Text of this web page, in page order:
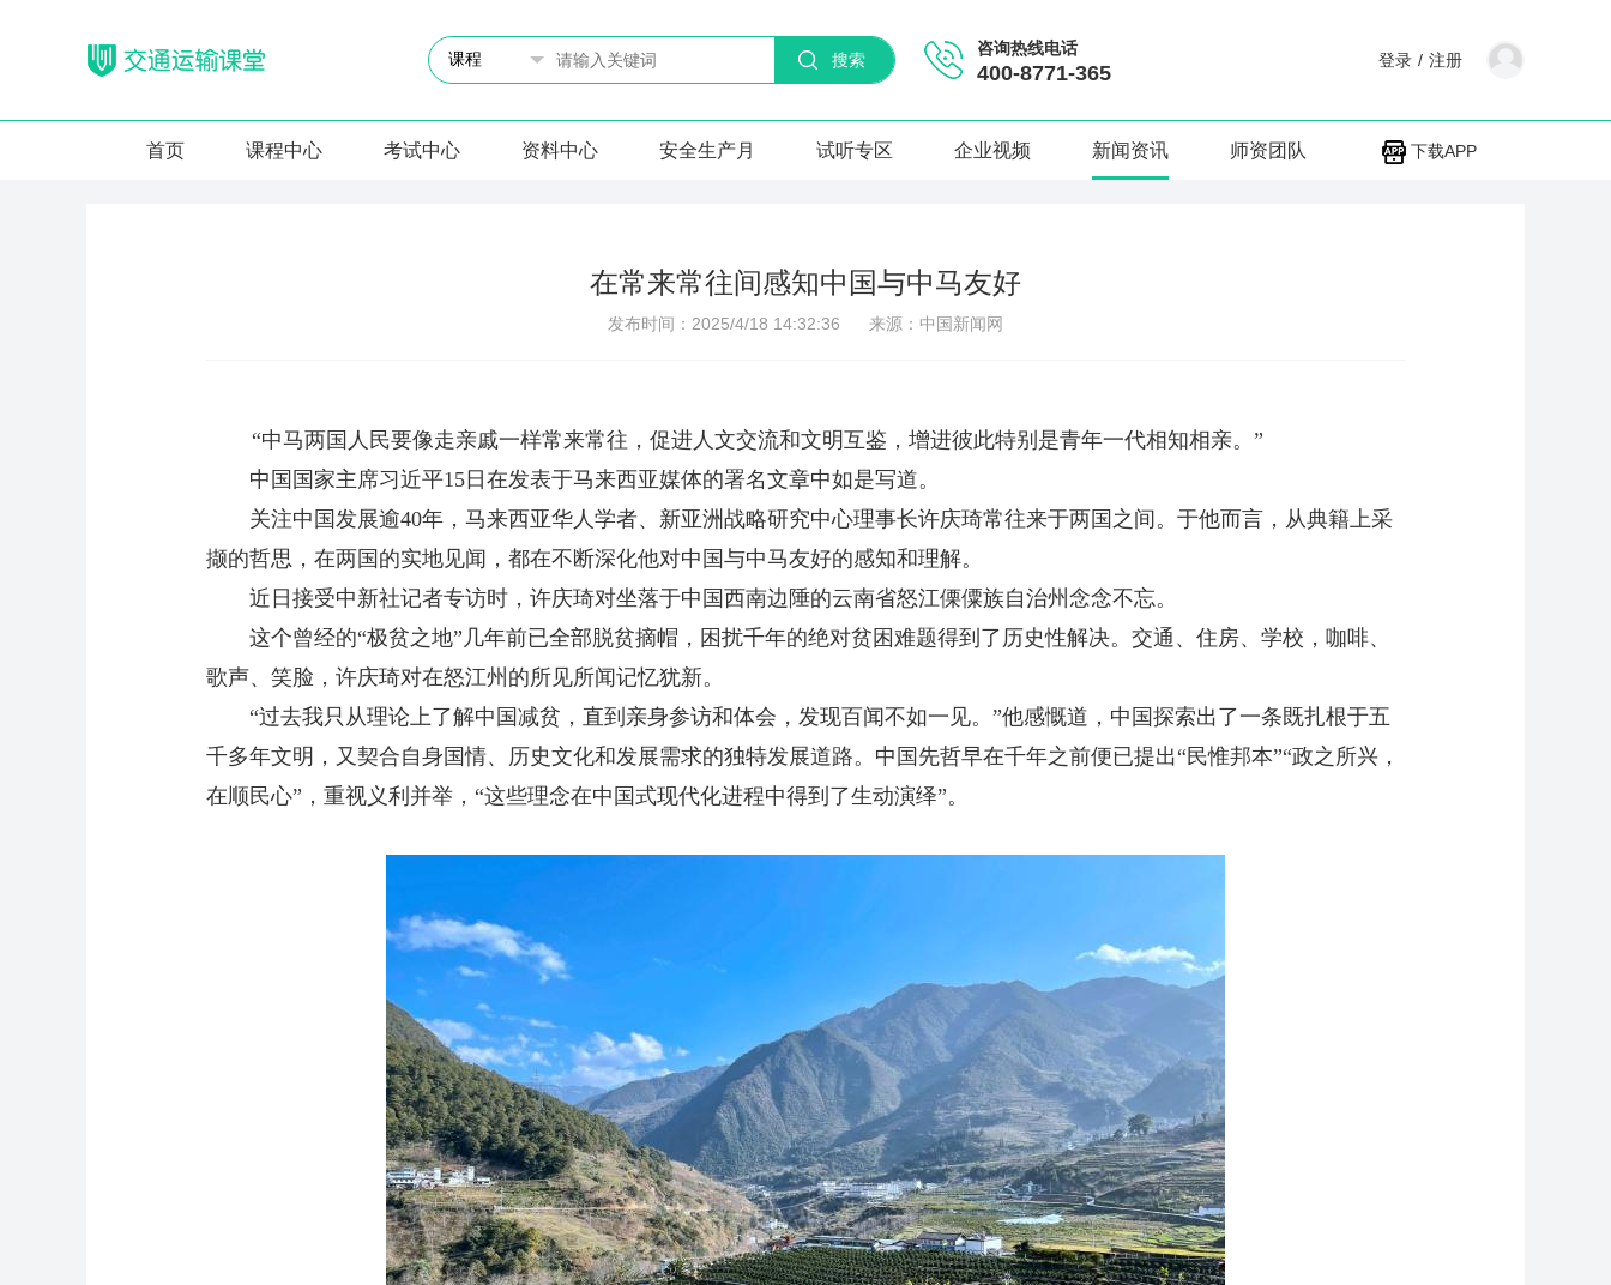
搜索
咨询热线电话
400-8771-365
登录 / 注册
首页 课程中心 考试中心 资料中心 安全生产月 试听专区 企业视频 新闻资讯 师资团队 下载APP
在常来常往间感知中国与中马友好
发布时间：2025/4/18 14:32:36 来源：中国新闻网
“中马两国人民要像走亲戚一样常来常往，促进人文交流和文明互鉴，增进彼此特别是青年一代相知相亲。”
中国国家主席习近平15日在发表于马来西亚媒体的署名文章中如是写道。
关注中国发展逾40年，马来西亚华人学者、新亚洲战略研究中心理事长许庆琦常往来于两国之间。于他而言，从典籍上采
撷的哲思，在两国的实地见闻，都在不断深化他对中国与中马友好的感知和理解。
近日接受中新社记者专访时，许庆琦对坐落于中国西南边陲的云南省怒江傈僳族自治州念念不忘。
这个曾经的“极贫之地”几年前已全部脱贫摘帽，困扰千年的绝对贫困难题得到了历史性解决。交通、住房、学校，咖啡、
歌声、笑脸，许庆琦对在怒江州的所见所闻记忆犹新。
“过去我只从理论上了解中国减贫，直到亲身参访和体会，发现百闻不如一见。”他感慨道，中国探索出了一条既扎根于五
千多年文明，又契合自身国情、历史文化和发展需求的独特发展道路。中国先哲早在千年之前便已提出“民惟邦本”“政之所兴，
在顺民心”，重视义利并举，“这些理念在中国式现代化进程中得到了生动演绎”。